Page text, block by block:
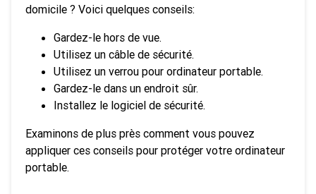
domicile ? Voici quelques conseils:
Gardez-le hors de vue.
Utilisez un câble de sécurité.
Utilisez un verrou pour ordinateur portable.
Gardez-le dans un endroit sûr.
Installez le logiciel de sécurité.
Examinons de plus près comment vous pouvez
appliquer ces conseils pour protéger votre ordinateur
portable.